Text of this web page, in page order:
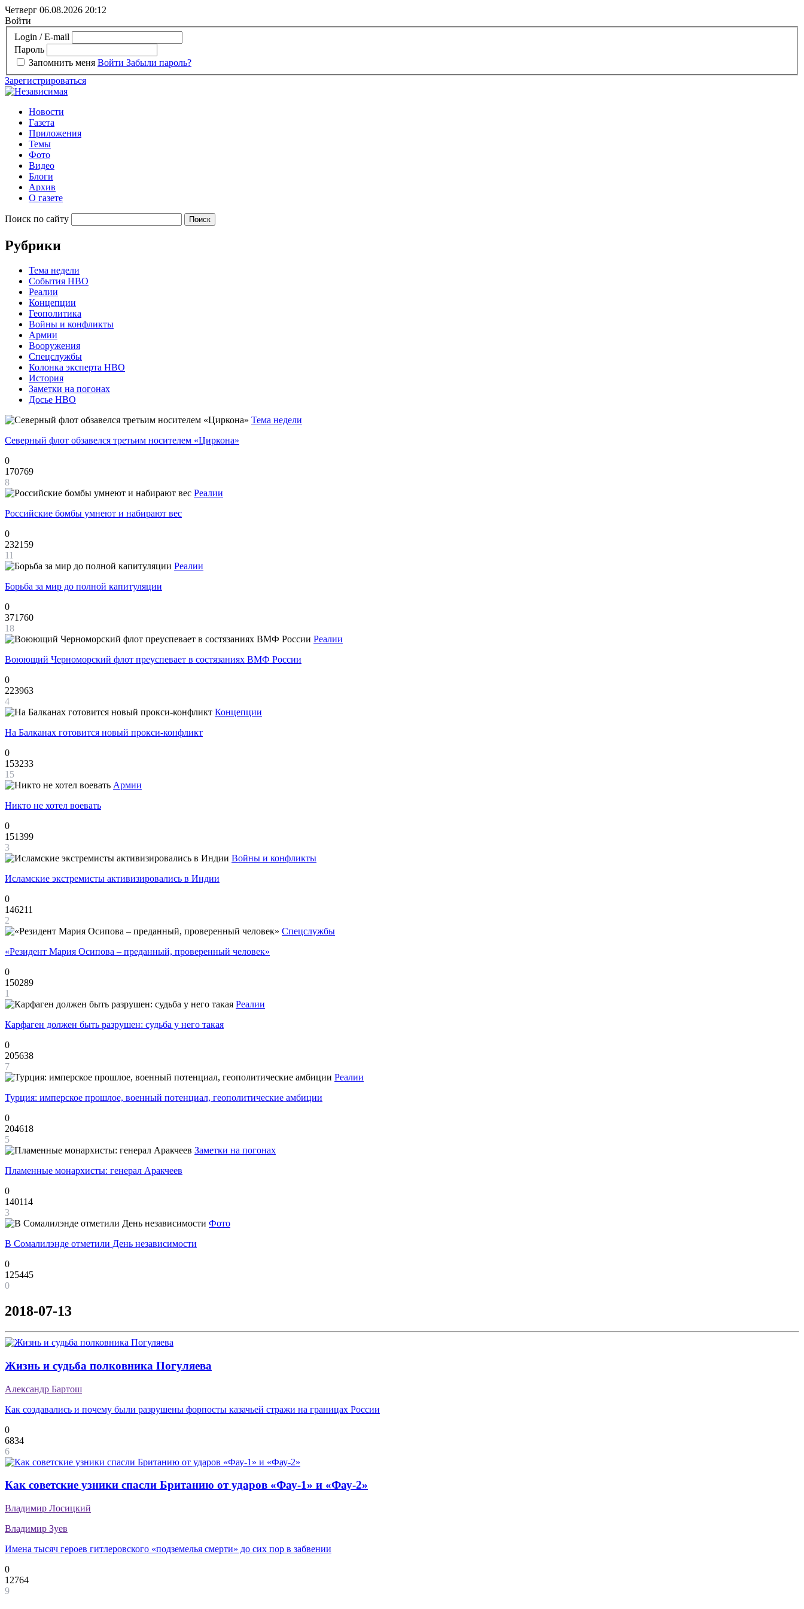
Четверг 06.08.2026 20:12
Войти
Login / E-mail
Пароль
Запомнить меня Войти Забыли пароль?
Зарегистрироваться
Новости
Газета
Приложения
Темы
Фото
Видео
Блоги
Архив
О газете
Поиск по сайту
Рубрики
Тема недели
События НВО
Реалии
Концепции
Геополитика
Войны и конфликты
Армии
Вооружения
Спецслужбы
Колонка эксперта НВО
История
Заметки на погонах
Досье НВО
Тема недели
Северный флот обзавелся третьим носителем «Циркона»
0
170769
8
Реалии
Российские бомбы умнеют и набирают вес
0
232159
11
Реалии
Борьба за мир до полной капитуляции
0
371760
18
Реалии
Воюющий Черноморский флот преуспевает в состязаниях ВМФ России
0
223963
4
Концепции
На Балканах готовится новый прокси-конфликт
0
153233
15
Армии
Никто не хотел воевать
0
151399
3
Войны и конфликты
Исламские экстремисты активизировались в Индии
0
146211
2
Спецслужбы
«Резидент Мария Осипова – преданный, проверенный человек»
0
150289
1
Реалии
Карфаген должен быть разрушен: судьба у него такая
0
205638
7
Реалии
Турция: имперское прошлое, военный потенциал, геополитические амбиции
0
204618
5
Заметки на погонах
Пламенные монархисты: генерал Аракчеев
0
140114
3
Фото
В Сомалилэнде отметили День независимости
0
125445
0
2018-07-13
Жизнь и судьба полковника Погуляева
Александр Бартош
Как создавались и почему были разрушены форпосты казачьей стражи на границах России
0
6834
6
Как советские узники спасли Британию от ударов «Фау-1» и «Фау-2»
Владимир Лосицкий
Владимир Зуев
Имена тысяч героев гитлеровского «подземелья смерти» до сих пор в забвении
0
12764
9